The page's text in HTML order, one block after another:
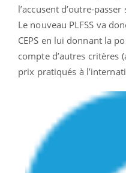
l’accusent d’outre-
Le nouveau PLFSS va
CEPS en lui donnant la
compte d’autres critères
prix pratiqués à